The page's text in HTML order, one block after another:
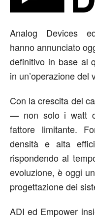
Analog Devices
hanno annunciato
definitivo in base al
in un’operazione
Con la crescita del
— non solo i watt
fattore limitante.
densità e alta
rispondendo al
evoluzione, è oggi
progettazione dei
ADI ed Empower